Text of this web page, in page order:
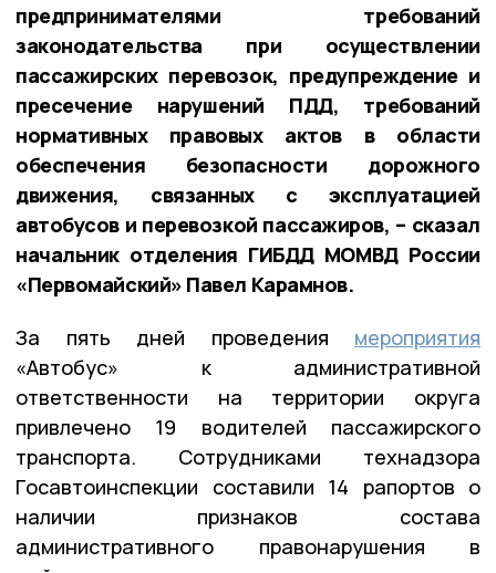
предпринимателями требований
законодательства при осуществлении
пассажирских перевозок, предупреждение и
пресечение нарушений ПДД, требований
нормативных правовых актов в области
обеспечения безопасности дорожного
движения, связанных с эксплуатацией
автобусов и перевозкой пассажиров, – сказал
начальник отделения ГИБДД МОМВД России
«Первомайский» Павел Карамнов.
За пять дней проведения мероприятия
«Автобус» к административной
ответственности на территории округа
привлечено 19 водителей пассажирского
транспорта. Сотрудниками технадзора
Госавтоинспекции составили 14 рапортов о
наличии признаков состава
административного правонарушения в